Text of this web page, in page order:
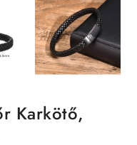
Karkötő,